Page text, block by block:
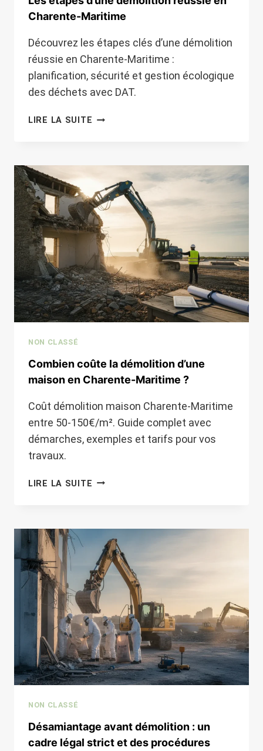
Charente-Maritime
Découvrez les étapes clés d’une démolition
réussie en Charente-Maritime :
planification, sécurité et gestion écologique
des déchets avec DAT.
LIRE LA SUITE LES
CHARENTE-
MARITIME
NON CLASSÉ
Combien coûte la démolition d’une
maison en Charente-Maritime ?
Coût démolition maison Charente-Maritime
entre 50-150€/m². Guide complet avec
démarches, exemples et tarifs pour vos
travaux.
LIRE LA SUITE COMBIEN
MAISON
EN
CHARENTE-
MARITIME
?
NON CLASSÉ
Désamiantage avant démolition : un
cadre légal strict et des procédures